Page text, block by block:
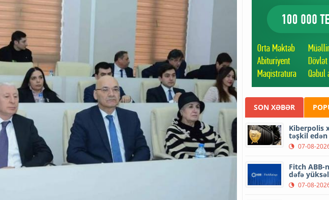
SON XƏBƏR
Kiberpolis
təşkil edən
07-08-
Fitch
dəfə
07-08-